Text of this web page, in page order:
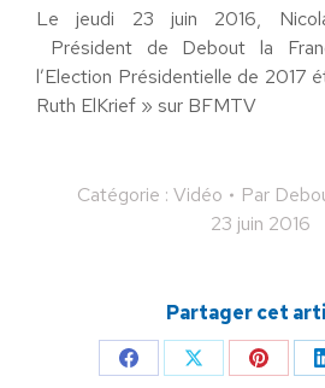
Le jeudi 23 juin 2016,
Président de Debout la
l’Election Présidentielle de 2017
Ruth ElKrief » sur BFMTV
Catégorie : Vidéo Par
23 juin 2016
Partager cet
PartagerPartager